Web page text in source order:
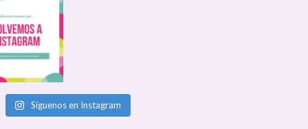
Síguenos en Instagram